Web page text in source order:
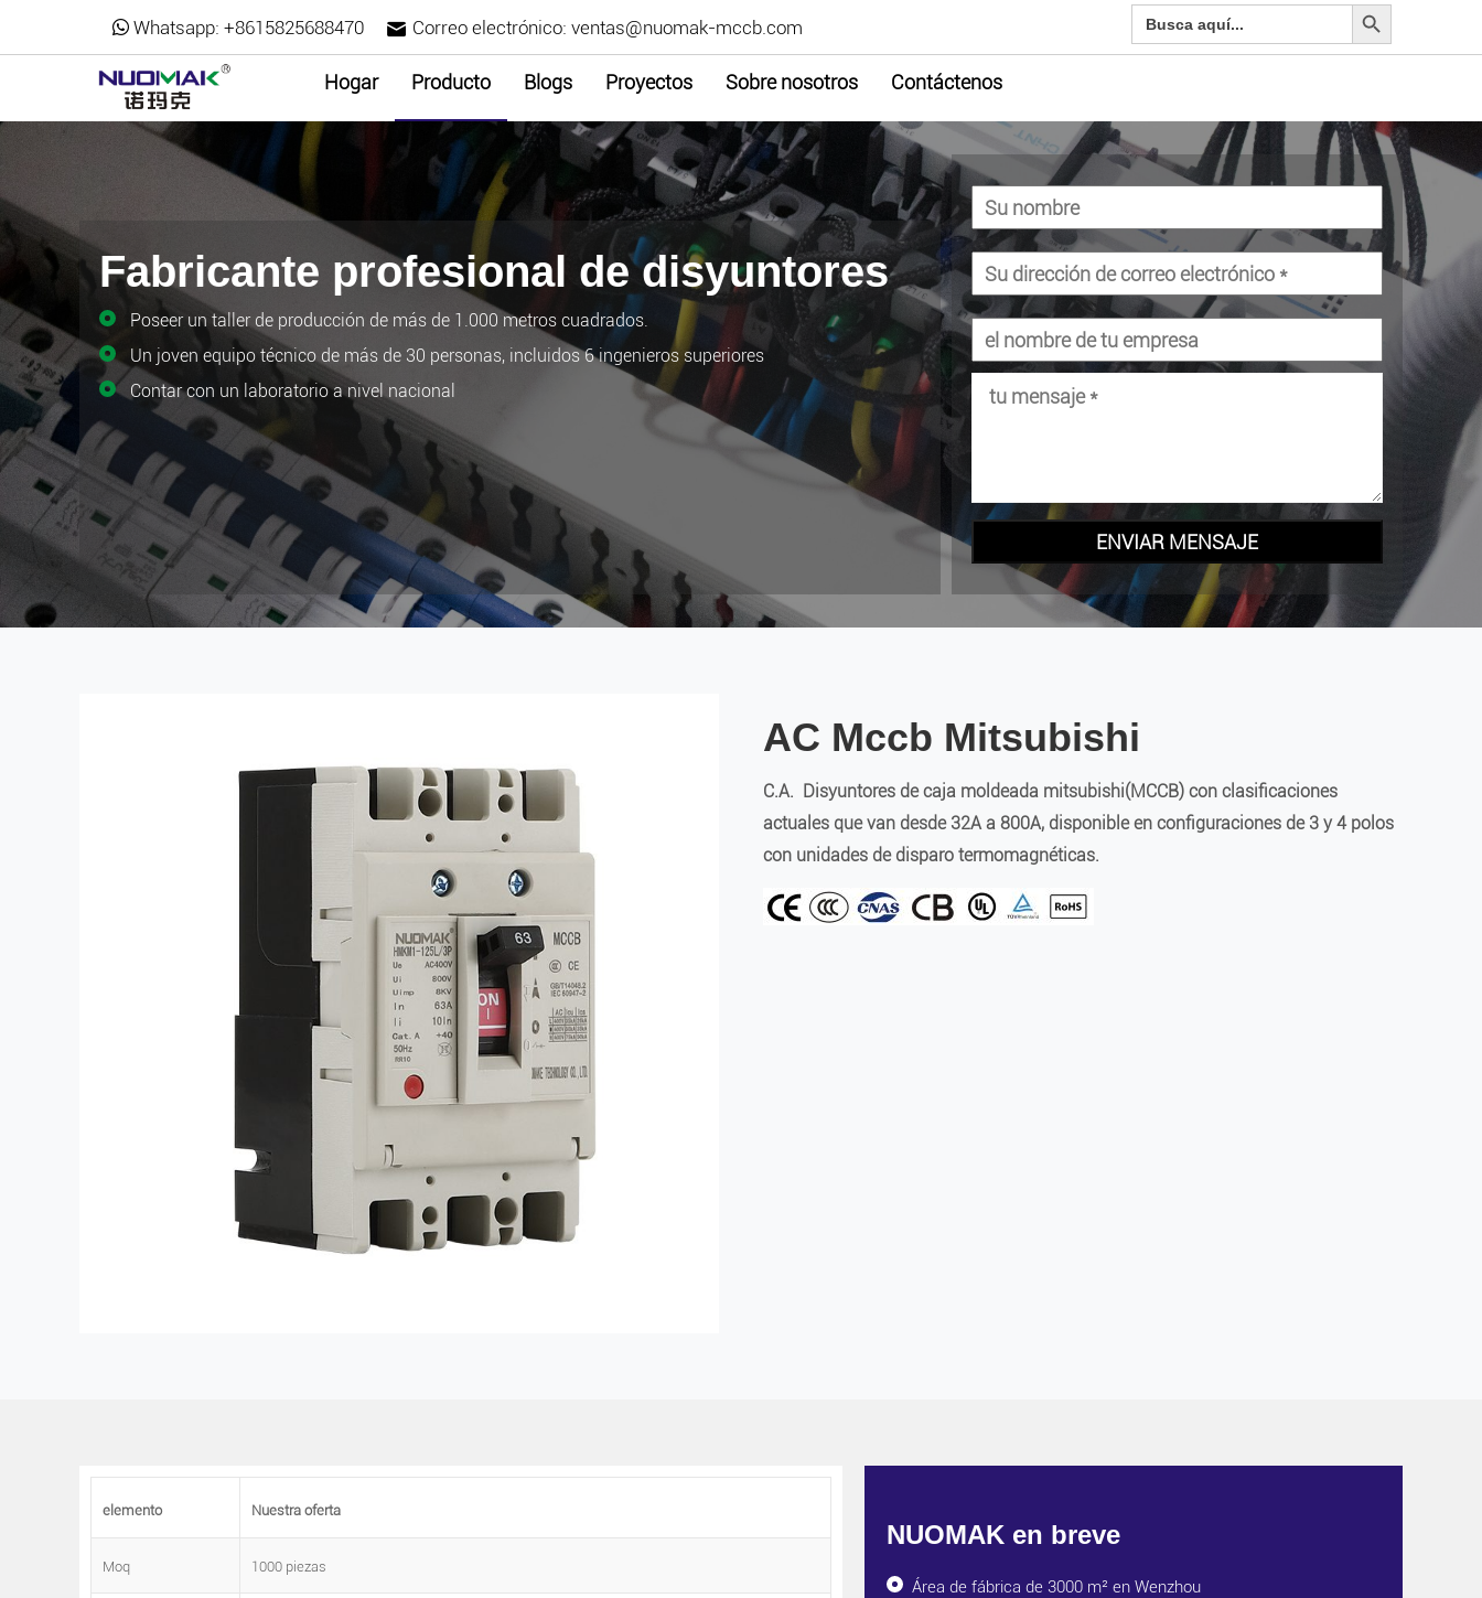
Whatsapp: +8615825688470 Correo electrónico: ventas@nuomak-mccb.com
Buscar:
Hogar Producto Blogs Proyectos Sobre nosotros Contáctenos
Fabricante profesional de disyuntores
Poseer un taller de producción de más de 1.000 metros cuadrados.
Un joven equipo técnico de más de 30 personas, incluidos 6 ingenieros superiores
Contar con un laboratorio a nivel nacional
ENVIAR MENSAJE
AC Mccb Mitsubishi
C.A. Disyuntores de caja moldeada mitsubishi(MCCB) con clasificaciones
actuales que van desde 32A a 800A, disponible en configuraciones de 3 y 4 polos
con unidades de disparo termomagnéticas.
elemento Nuestra oferta
Moq 1000 piezas
NUOMAK en breve
Área de fábrica de 3000 m² en Wenzhou